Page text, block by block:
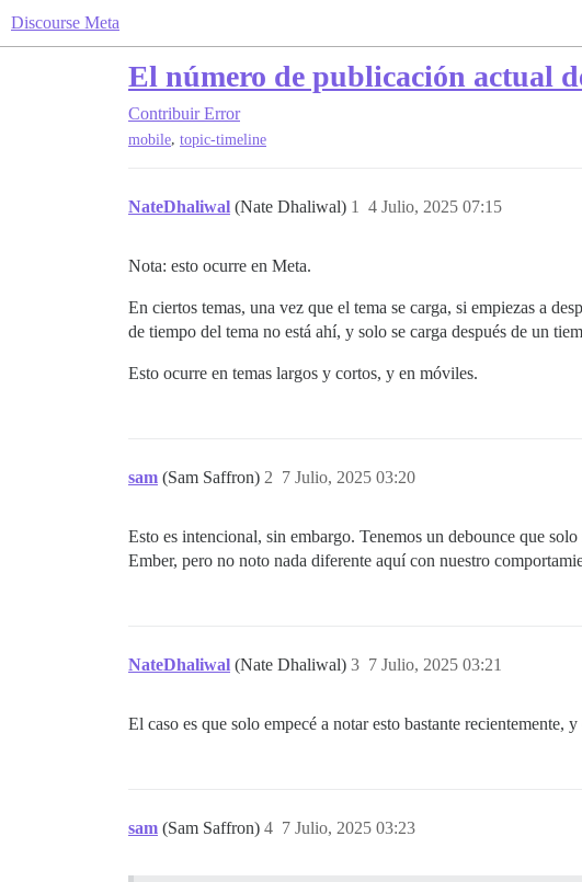
Discourse Meta
El número de publicación actual
Contribuir Error
mobile, topic-timeline
NateDhaliwal (Nate Dhaliwal) 4 Julio, 2025 07:15
1
Nota: esto ocurre en Meta.
En ciertos temas, una vez que el tema se carga, si empiezas a
de tiempo del tema no está ahí, y solo se carga después de un
Esto ocurre en temas largos y cortos, y en móviles.
sam (Sam Saffron) 7 Julio, 2025 03:20
2
Esto es intencional, sin embargo. Tenemos un debounce que
Ember, pero no noto nada diferente aquí con nuestro
NateDhaliwal (Nate Dhaliwal) 7 Julio, 2025 03:21
3
El caso es que solo empecé a notar esto bastante
sam (Sam Saffron) 7 Julio, 2025 03:23
4